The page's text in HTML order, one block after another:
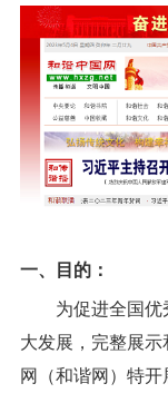
一、目的：
为促进全国优
大发展，完整展示
网（和谐网 ） 特开